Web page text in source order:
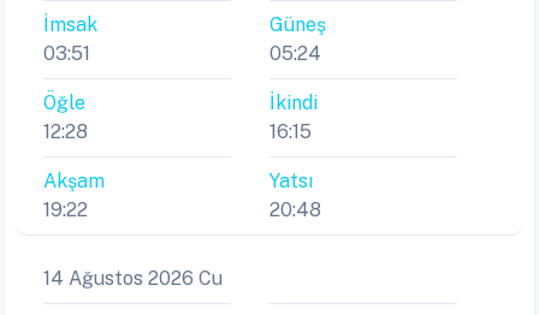
İmsak
03:51
Güneş
05:24
Öğle
12:28
İkindi
16:15
Akşam
19:22
Yatsı
20:48
14 Ağustos 2026 Cu